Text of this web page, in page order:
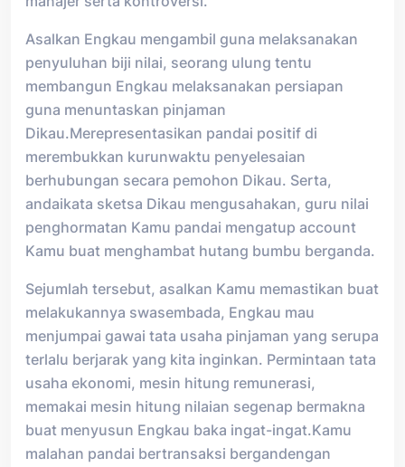
Asalkan Engkau mengambil guna melaksanakan
penyuluhan biji nilai, seorang ulung tentu
membangun Engkau melaksanakan persiapan
guna menuntaskan pinjaman
Dikau.Merepresentasikan pandai positif di
merembukkan kurunwaktu penyelesaian
berhubungan secara pemohon Dikau. Serta,
andaikata sketsa Dikau mengusahakan, guru nilai
penghormatan Kamu pandai mengatup account
Kamu buat menghambat hutang bumbu berganda.
Sejumlah tersebut, asalkan Kamu memastikan buat
melakukannya swasembada, Engkau mau
menjumpai gawai tata usaha pinjaman yang serupa
terlalu berjarak yang kita inginkan. Permintaan tata
usaha ekonomi, mesin hitung remunerasi,
memakai mesin hitung nilaian segenap bermakna
buat menyusun Engkau baka ingat-ingat.Kamu
malahan pandai bertransaksi bergandengan